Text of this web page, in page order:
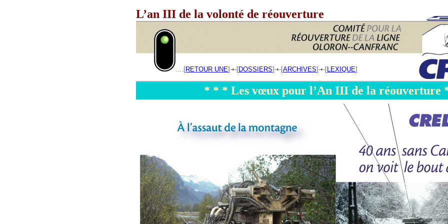
L’an III de la volonté de réouverture
....[RETOUR UNE]-•-[DOSSIERS]-•-[ARCHIVES]-•-[LEXIQUE]
* * * Les vœux pour l’An III de la réouverture